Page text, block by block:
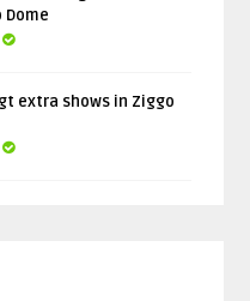
Dome
extra shows in Ziggo